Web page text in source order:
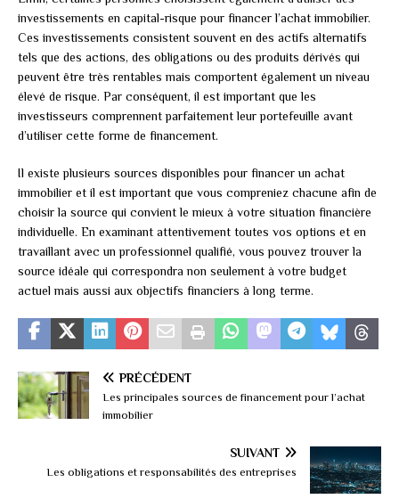
investissements en capital-risque pour financer l’achat immobilier.
Ces investissements consistent souvent en des actifs alternatifs
tels que des actions, des obligations ou des produits dérivés qui
peuvent être très rentables mais comportent également un niveau
élevé de risque. Par conséquent, il est important que les
investisseurs comprennent parfaitement leur portefeuille avant
d’utiliser cette forme de financement.
Il existe plusieurs sources disponibles pour financer un achat
immobilier et il est important que vous compreniez chacune afin de
choisir la source qui convient le mieux à votre situation financière
individuelle. En examinant attentivement toutes vos options et en
travaillant avec un professionnel qualifié, vous pouvez trouver la
source idéale qui correspondra non seulement à votre budget
actuel mais aussi aux objectifs financiers à long terme.
PRÉCÉDENT
Les principales sources de financement pour l’achat
immobilier
SUIVANT
Les obligations et responsabilités des entreprises